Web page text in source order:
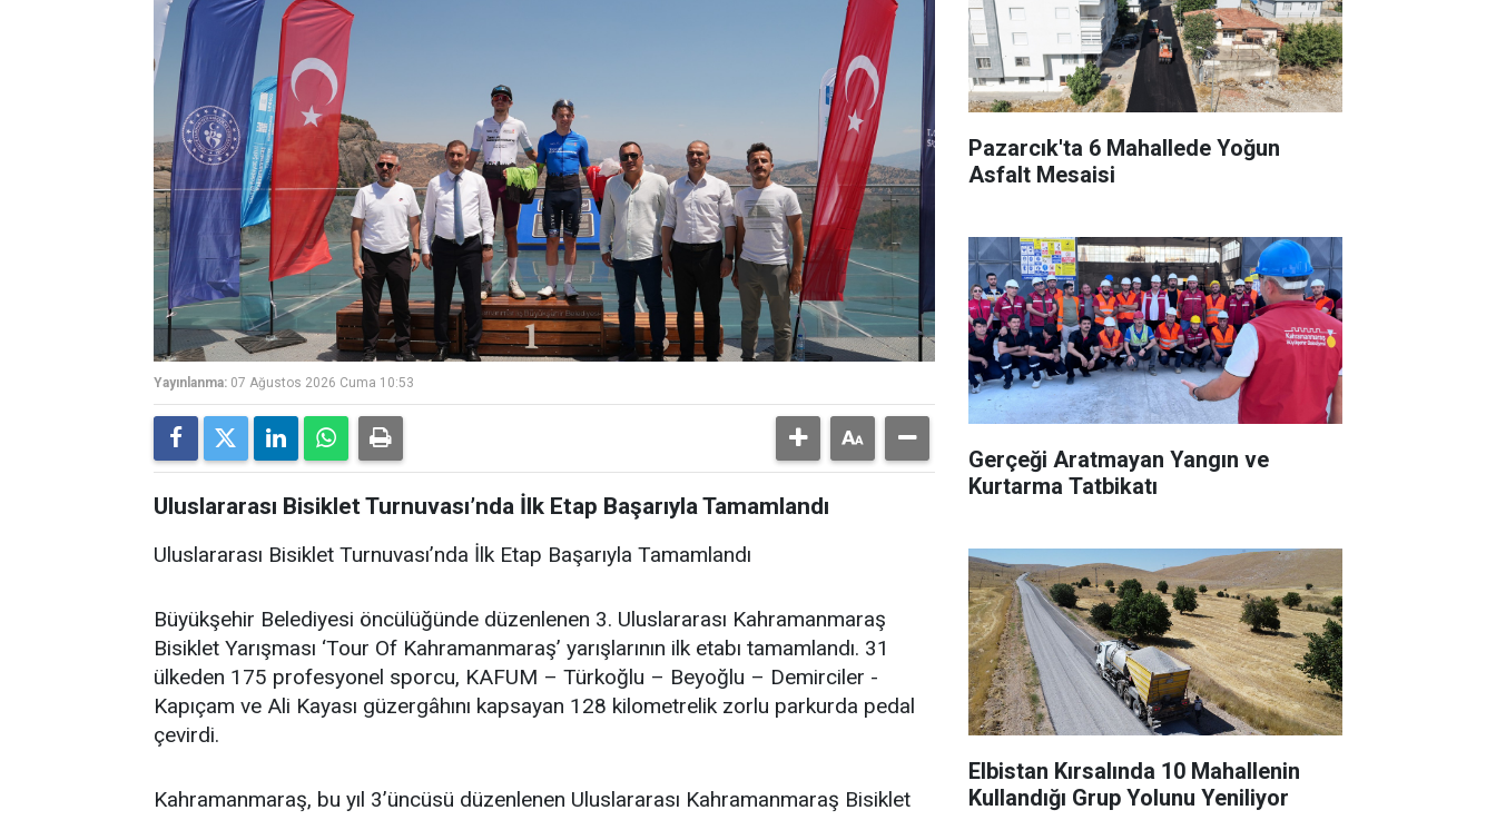
Yayınlanma: 07 Ağustos 2026 Cuma 10:53
Uluslararası Bisiklet Turnuvası’nda İlk Etap Başarıyla Tamamlandı
Uluslararası Bisiklet Turnuvası’nda İlk Etap Başarıyla Tamamlandı
Büyükşehir Belediyesi öncülüğünde düzenlenen 3. Uluslararası Kahramanmaraş
Bisiklet Yarışması ‘Tour Of Kahramanmaraş’ yarışlarının ilk etabı tamamlandı. 31
ülkeden 175 profesyonel sporcu, KAFUM – Türkoğlu – Beyoğlu – Demirciler -
Kapıçam ve Ali Kayası güzergâhını kapsayan 128 kilometrelik zorlu parkurda pedal
çevirdi.
Kahramanmaraş, bu yıl 3’üncüsü düzenlenen Uluslararası Kahramanmaraş Bisiklet
Pazarcık'ta 6 Mahallede Yoğun
Asfalt Mesaisi
Gerçeği Aratmayan Yangın ve
Kurtarma Tatbikatı
Elbistan Kırsalında 10 Mahallenin
Kullandığı Grup Yolunu Yeniliyor